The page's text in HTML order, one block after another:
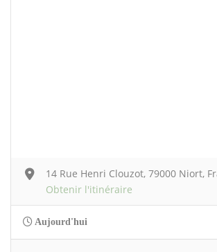
14 Rue Henri Clouzot, 79000 Niort,
Obtenir l'itinéraire
Aujourd'hui